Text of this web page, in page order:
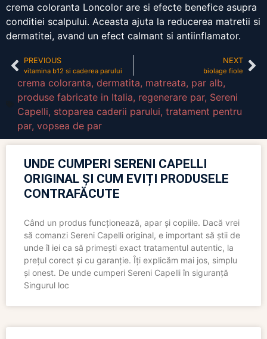
crema coloranta Loncolor are si efecte benefice asupra
conditiei scalpului. Aceasta ajuta la reducerea matretii si
dermatitei, avand un efect calmant si antiinflamator.
PREVIOUS
vitamina b12 si caderea parului
NEXT
biolage fiole
crema coloranta, dermatita, matreata, par alb,
produse fabricate in Italia, regenerare par, Sereni
Capelli, stoparea caderii parului, tratament pentru
par, vopsea de par
UNDE CUMPERI SERENI CAPELLI
ORIGINAL ȘI CUM EVIȚI PRODUSELE
CONTRAFĂCUTE
Când un produs funcționează, apar și copiile. Dacă vrei
să comanzi Sereni Capelli original, e important să știi de
unde îl iei ca să primești exact tratamentul autentic, la
prețul corect și cu garanție. Îți explicăm mai jos, simplu
și onest. De unde cumperi Sereni Capelli în siguranță
Singurul loc